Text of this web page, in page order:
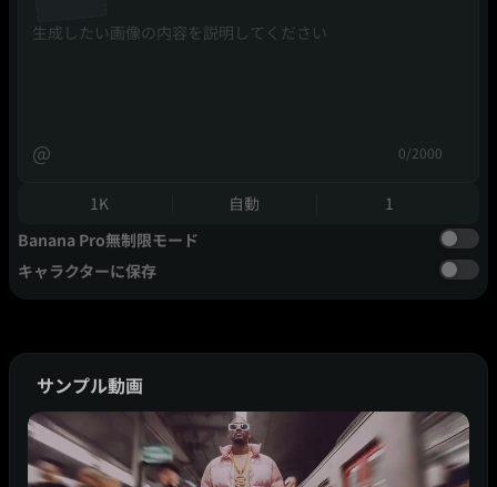
@ 0/2000
1K 自動
1
Banana Pro無制限モード
キャラクターに保存
サンプル動画